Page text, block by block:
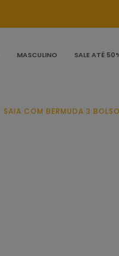
MASCULINO SALE ATÉ
SAIA COM BERMUDA 3